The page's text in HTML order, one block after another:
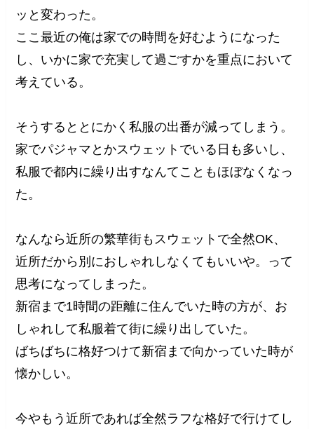
ッと変わった。
ここ最近の俺は家での時間を好むようになった
し、いかに家で充実して過ごすかを重点において
考えている。
そうするととにかく私服の出番が減ってしまう。
家でパジャマとかスウェットでいる日も多いし、
私服で都内に繰り出すなんてこともほぼなくなっ
た。
なんなら近所の繁華街もスウェットで全然OK、
近所だから別におしゃれしなくてもいいや。って
思考になってしまった。
新宿まで1時間の距離に住んでいた時の方が、お
しゃれして私服着て街に繰り出していた。
ばちばちに格好つけて新宿まで向かっていた時が
懐かしい。
今やもう近所であれば全然ラフな格好で行けてし